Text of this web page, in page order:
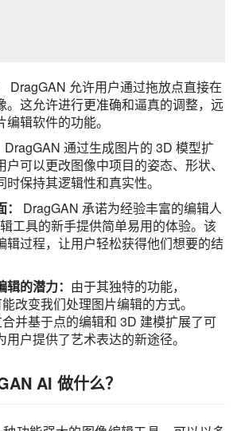
DragGAN 允许用户通过拖放点直接在
。这允许进行更准确和逼真的调整，远
辑软件的功能。
DragGAN 通过生成图片的 3D 模型扩
户可以更改图像中项目的姿态、形状、
保持其逻辑性和真实性。
DragGAN 承诺为经验丰富的编辑人
工具的新手提供简单易用的体验。该
辑过程，让用户轻松获得他们想要的结
的潜力： 由于其独特的功能，
改变我们处理图片编辑的方式。
并基于点的编辑和 3D 建模扩展了可
用户提供了艺术表达的新途径。
AI 做什么？